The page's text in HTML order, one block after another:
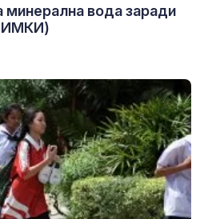
минерална вода заради